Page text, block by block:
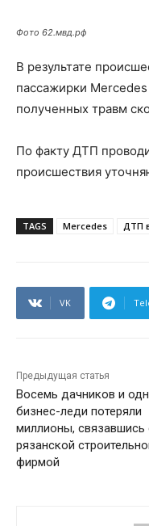
Фото 62.мвд.рф
В результате
пассажирки
полученных травм
По факту ДТП
происшествия
TAGS Mercedes ДТП
VK
Предыдущая статья
Восемь дачников и
бизнес-леди потеряли
миллионы, связавшись
рязанской
фирмой